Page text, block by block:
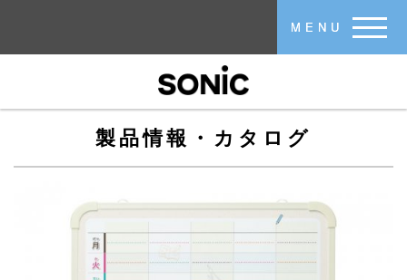
MENU
製品情報・カタログ